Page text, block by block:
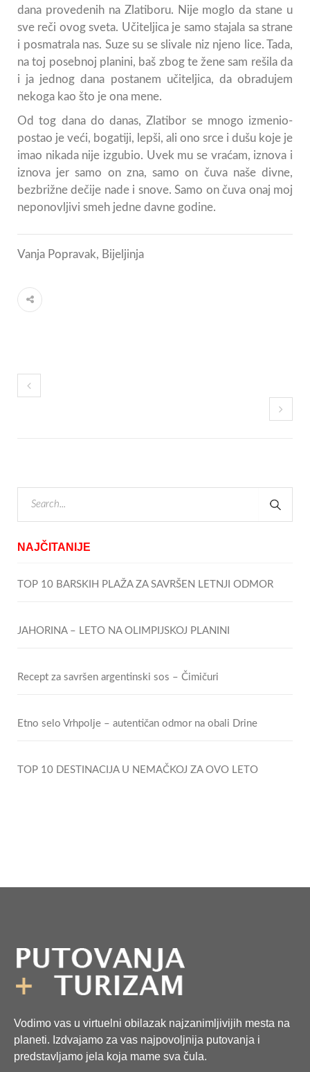
dana provedenih na Zlatiboru. Nije moglo da stane u
sve reči ovog sveta. Učiteljica je samo stajala sa strane
i posmatrala nas. Suze su se slivale niz njeno lice. Tada,
na toj posebnoj planini, baš zbog te žene sam rešila da
i ja jednog dana postanem učiteljica, da obradujem
nekoga kao što je ona mene.
Od tog dana do danas, Zlatibor se mnogo izmenio-
postao je veći, bogatiji, lepši, ali ono srce i dušu koje je
imao nikada nije izgubio. Uvek mu se vraćam, iznova i
iznova jer samo on zna, samo on čuva naše divne,
bezbrižne dečije nade i snove. Samo on čuva onaj moj
neponovljivi smeh jedne davne godine.
Vanja Popravak, Bijeljinja
NAJČITANIJE
TOP 10 BARSKIH PLAŽA ZA SAVRŠEN LETNJI ODMOR
JAHORINA – LETO NA OLIMPIJSKOJ PLANINI
Recept za savršen argentinski sos – Čimičuri
Etno selo Vrhpolje – autentičan odmor na obali Drine
TOP 10 DESTINACIJA U NEMAČKOJ ZA OVO LETO
Vodimo vas u virtuelni obilazak najzanimljivijih mesta na
planeti. Izdvajamo za vas najpovoljnija putovanja i
predstavljamo jela koja mame sva čula.